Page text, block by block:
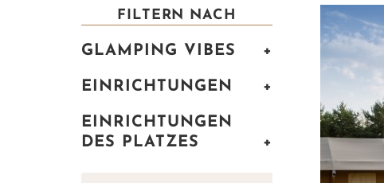
FILTERN NACH
GLAMPING VIBES +
EINRICHTUNGEN +
EINRICHTUNGEN
DES PLATZES
+